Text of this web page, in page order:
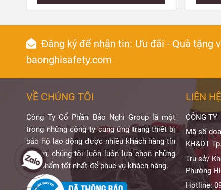
Đăng ký để nhận tin: Ưu đãi - Quà tặng
baonghisafety.com
VỀ CHÚNG TÔI
Công Ty Cổ Phần Bảo Nghi Group là một
trong những công ty cung ứng trang thiết bị
bảo hộ lao động được nhiều khách hàng tín
nhiệm, chúng tôi luôn luôn lựa chọn những
sản phẩm tốt nhất để phục vụ khách hàng.
LIÊN HỆ
CÔNG TY
Mã số
KH&DT
Trụ sở/
Phường
Hotline: